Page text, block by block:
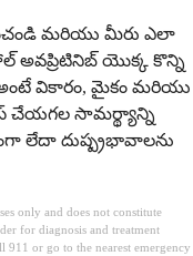
మరియు మీరు ఎలా
అవప్రిటినిబ్ యొక్క కొన్ని
అంటే వికారం, మైకం మరియు
చేయగల సామర్థ్యాన్ని
లేదా దుష్ప్రభావాలను
only and does not constitute
for diagnosis and treatment
911 or go to the nearest emergency